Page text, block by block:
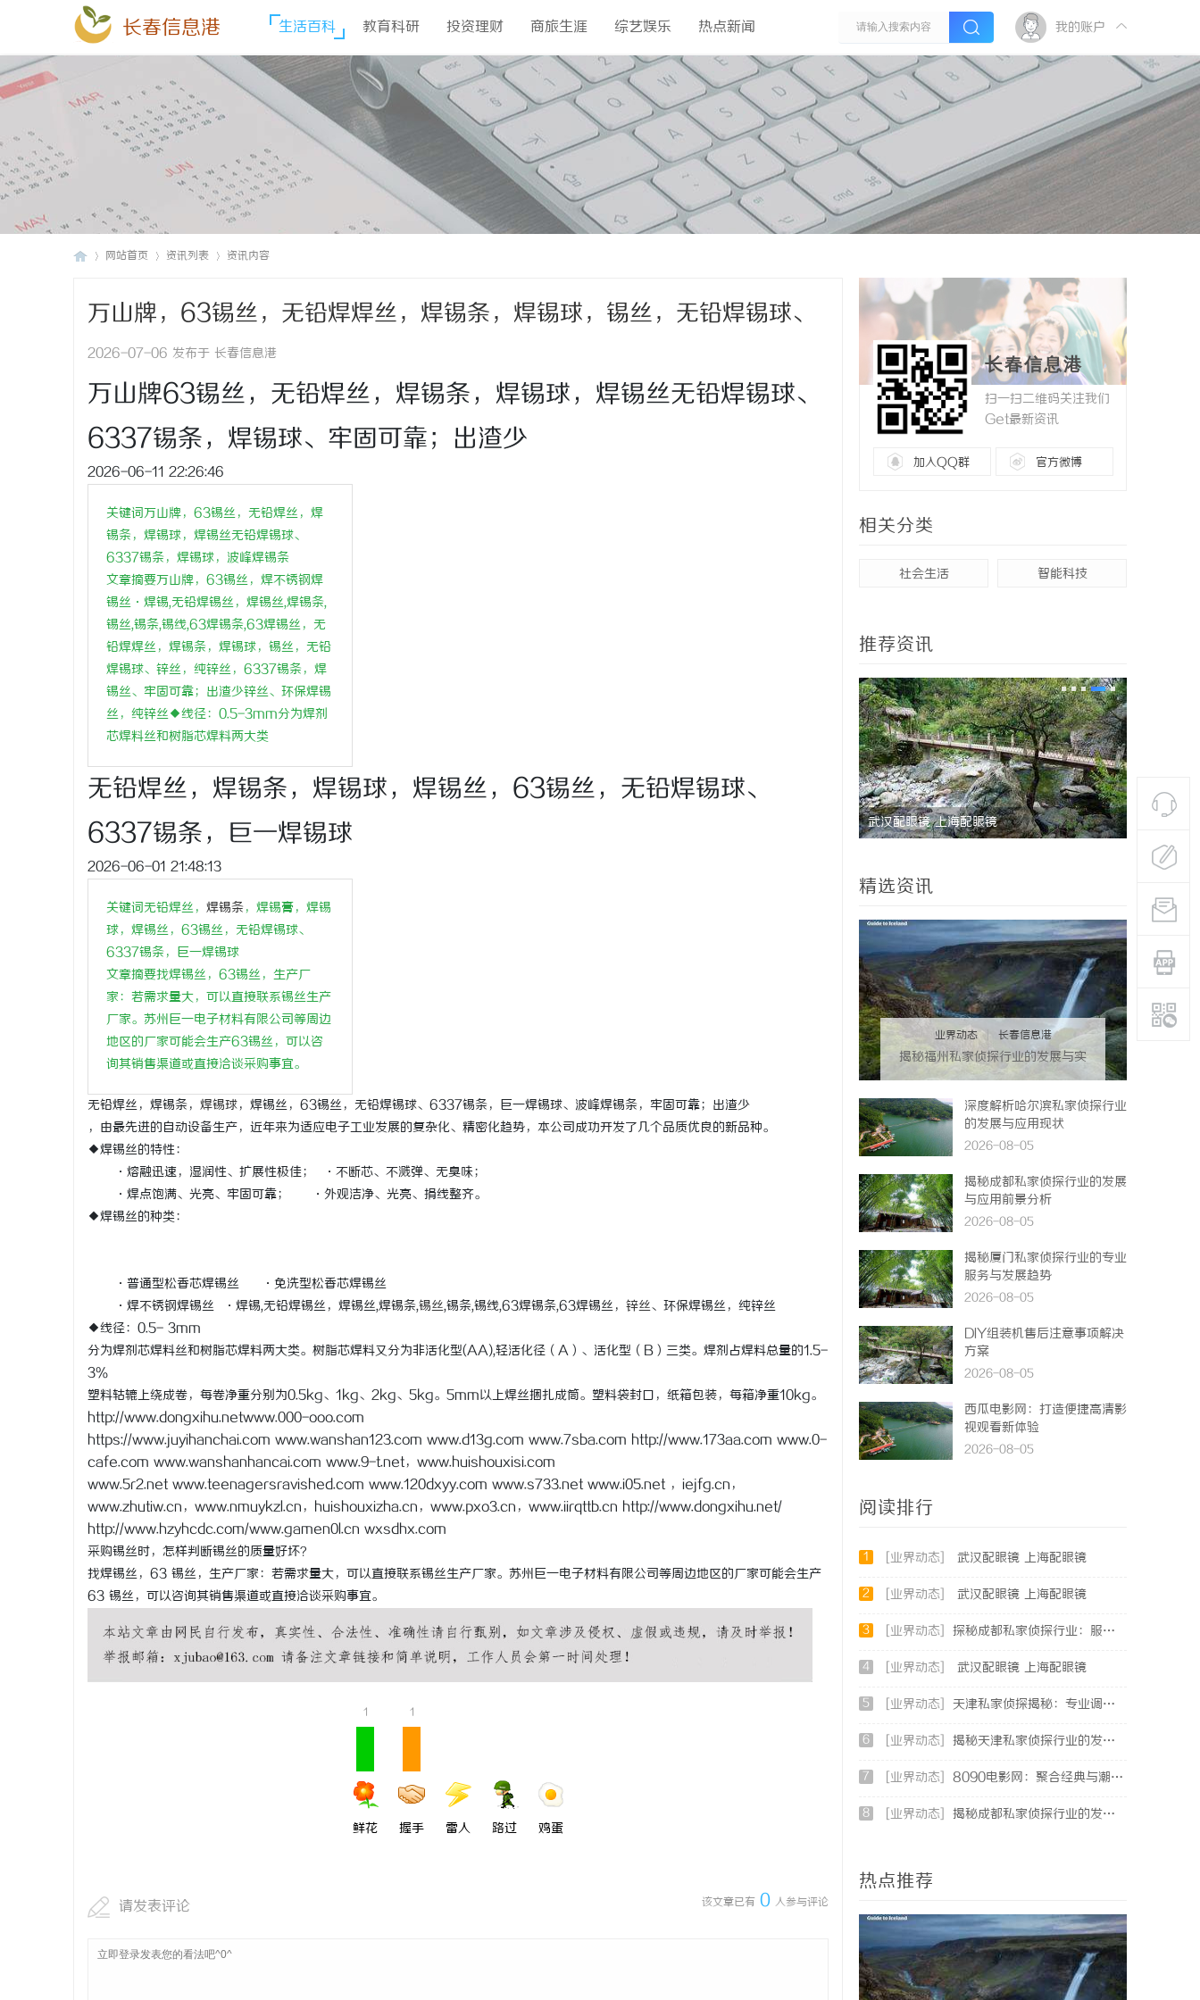
长春信息港 生活百科 教育科研 投资理财 商旅生涯 综艺娱乐 热点新闻 我的账户
网站首页 资讯列表 资讯内容
万山牌，63锡丝，无铅焊焊丝，焊锡条，焊锡球，锡丝，无铅焊锡球、
锌丝，纯锌丝，6337锡条，焊锡丝、牢固可靠；出渣少
2026-07-06 发布于 长春信息港
万山牌63锡丝，无铅焊丝，焊锡条，焊锡球，焊锡丝无铅焊锡球、
6337锡条，焊锡球、牢固可靠；出渣少
2026-06-11 22:26:46
关键词万山牌，63锡丝，无铅焊丝，焊
锡条，焊锡球，焊锡丝无铅焊锡球、
6337锡条，焊锡球，波峰焊锡条
文章摘要万山牌，63锡丝，焊不锈钢焊
锡丝·焊锡,无铅焊锡丝，焊锡丝,焊锡条,
锡丝,锡条,锡线,63焊锡条,63焊锡丝，无
铅焊焊丝，焊锡条，焊锡球，锡丝，无铅
焊锡球、锌丝，纯锌丝，6337锡条，焊
锡丝、牢固可靠；出渣少锌丝、环保焊锡
丝，纯锌丝◆线径：0.5-3mm分为焊剂
芯焊料丝和树脂芯焊料两大类
无铅焊丝，焊锡条，焊锡球，焊锡丝，63锡丝，无铅焊锡球、
6337锡条，巨一焊锡球
2026-06-01 21:48:13
关键词无铅焊丝， 焊锡条，焊锡膏，焊锡
球，焊锡丝，63锡丝，无铅焊锡球、
6337锡条，巨一焊锡球
文章摘要找焊锡丝，63锡丝，生产厂
家：若需求量大，可以直接联系锡丝生产
厂家。苏州巨一电子材料有限公司等周边
地区的厂家可能会生产63锡丝，可以咨
询其销售渠道或直接洽谈采购事宜。
无铅焊丝，焊锡条， 焊锡球，焊锡丝，63锡丝，无铅焊锡球、6337锡条，巨一焊锡球、波峰焊锡条，牢固可靠；出渣少
，由最先进的自动设备生产，近年来为适应电子工业发展的复杂化、精密化趋势，本公司成功开发了几个品质优良的新品种。
◆焊锡丝的特性：
·熔融迅速，湿润性、扩展性极佳； ·不断芯、不溅弹、无臭味；
·焊点饱满、光亮、牢固可靠； ·外观洁净、光亮、捐线整齐。
◆焊锡丝的种类：
·普通型松香芯焊锡丝 ·免洗型松香芯焊锡丝
·焊不锈钢焊锡丝 ·焊锡,无铅焊锡丝，焊锡丝,焊锡条,锡丝,锡条,锡线,63焊锡条,63焊锡丝， 锌丝、环保焊锡丝，纯锌丝
◆线径：0.5- 3mm
分为焊剂芯焊料丝和树脂芯焊料两大类。树脂芯焊料又分为非活化型(AA),轻活化径（A）、活化型（B）三类。焊剂占焊料总量的1.5-
3％
塑料轱辘上绕成卷，每卷净重分别为0.5kg、1kg、2kg、5kg。5mm以上焊丝捆扎成筒。塑料袋封口，纸箱包装，每箱净重10kg。
http://www.dongxihu.netwww.000-ooo.com
https://www.juyihanchai.com www.wanshan123.com www.d13g.com www.7sba.com http://www.173aa.com www.0-
cafe.com www.wanshanhancai.com www.9-t.net，www.huishouxisi.com
www.5r2.net www.teenagersravished.com www.120dxyy.com www.s733.net www.i05.net ，iejfg.cn，
www.zhutiw.cn，www.nmuykzl.cn，huishouxizha.cn，www.pxo3.cn，www.iirqttb.cn http://www.dongxihu.net/
http://www.hzyhcdc.com/www.gamen0l.cn wxsdhx.com
采购锡丝时，怎样判断锡丝的质量好坏？
找焊锡丝，63 锡丝，生产厂家：若需求量大，可以直接联系锡丝生产厂家。苏州巨一电子材料有限公司等周边地区的厂家可能会生产
63 锡丝，可以咨询其销售渠道或直接洽谈采购事宜。
1
鲜花
1
握手 雷人 路过 鸡蛋
该文章已有 0 人参与评论
请发表评论
长春信息港
扫一扫二维码关注我们
Get最新资讯
加入QQ群 官方微博
相关分类
社会生活 智能科技
推荐资讯
武汉配眼镜 上海配眼镜 揭秘成都私家侦探：专业侦查服务助您解心中
精选资讯
业界动态 长春信息港
揭秘福州私家侦探行业的发展与实
际应用全解析
深度解析哈尔滨私家侦探行业
的发展与应用现状
2026-08-05
揭秘成都私家侦探行业的发展
与应用前景分析
2026-08-05
揭秘厦门私家侦探行业的专业
服务与发展趋势
2026-08-05
DIY组装机售后注意事项解决
方案
2026-08-05
西瓜电影网：打造便捷高清影
视观看新体验
2026-08-05
阅读排行
1 [业界动态] 武汉配眼镜 上海配眼镜
2 [业界动态] 武汉配眼镜 上海配眼镜
3 [业界动态] 探秘成都私家侦探行业：服务、案例与市场现状全面解析
4 [业界动态] 武汉配眼镜 上海配眼镜
5 [业界动态] 天津私家侦探揭秘：专业调查服务与行业现状详细解析
6 [业界动态] 揭秘天津私家侦探行业的发展与服务全解析
7 [业界动态] 8090电影网：聚合经典与潮流，打造专属你的观影天堂
8 [业界动态] 揭秘成都私家侦探行业的发展与应用现状全解析
热点推荐